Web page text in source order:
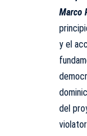
Marco
y el
del